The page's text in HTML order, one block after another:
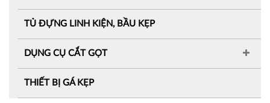
TỦ ĐỰNG LINH KIỆN, BẦU KẸP
DỤNG CỤ CẮT GỌT
THIẾT BỊ GÁ KẸP